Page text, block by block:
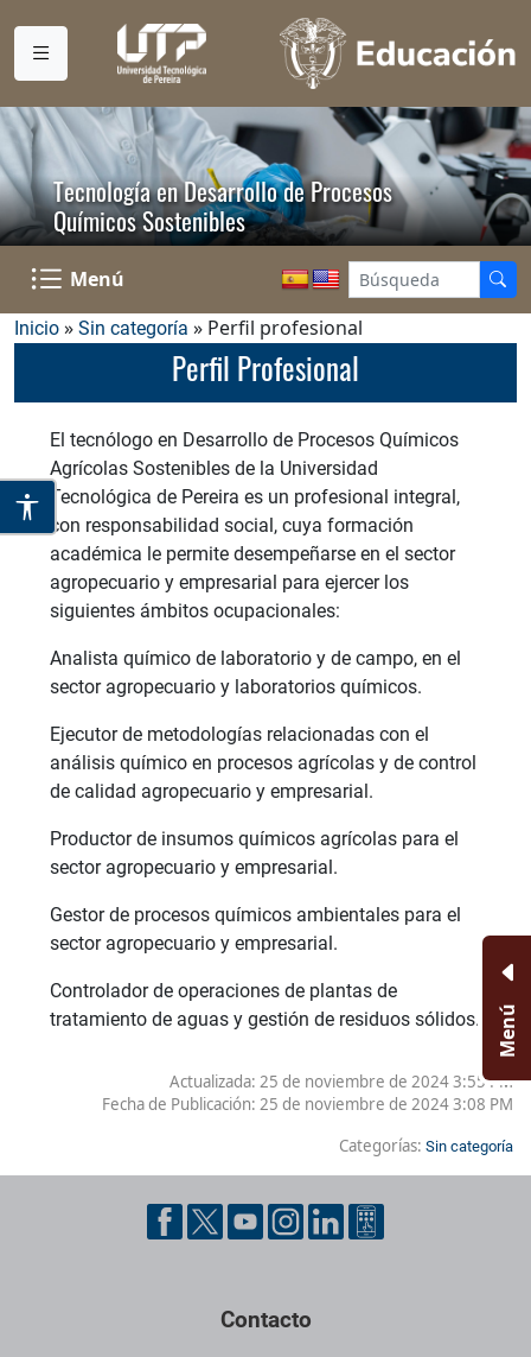
Tecnología en Desarrollo de Procesos
Químicos Sostenibles
Menú
Inicio » Sin categoría » Perfil profesional
Perfil Profesional
El tecnólogo en Desarrollo de Procesos Químicos
Agrícolas Sostenibles de la Universidad
Tecnológica de Pereira es un profesional integral,
con responsabilidad social, cuya formación
académica le permite desempeñarse en el sector
agropecuario y empresarial para ejercer los
siguientes ámbitos ocupacionales:
Analista químico de laboratorio y de campo, en el
sector agropecuario y laboratorios químicos.
Ejecutor de metodologías relacionadas con el
análisis químico en procesos agrícolas y de control
de calidad agropecuario y empresarial.
Productor de insumos químicos agrícolas para el
sector agropecuario y empresarial.
Gestor de procesos químicos ambientales para el
sector agropecuario y empresarial.
Controlador de operaciones de plantas de
tratamiento de aguas y gestión de residuos sólidos.
Actualizada: 25 de noviembre de 2024 3:55 PM
Fecha de Publicación: 25 de noviembre de 2024 3:08 PM
Categorías: Sin categoría
Menú
Pie de página con información de contacto, redes sociales y
Contacto